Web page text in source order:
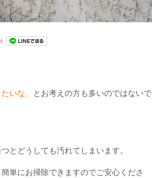
いな、
とお考えの方も多いのではないで
とどうしても汚れてしまいます。
単にお掃除できますのでご安心くださ